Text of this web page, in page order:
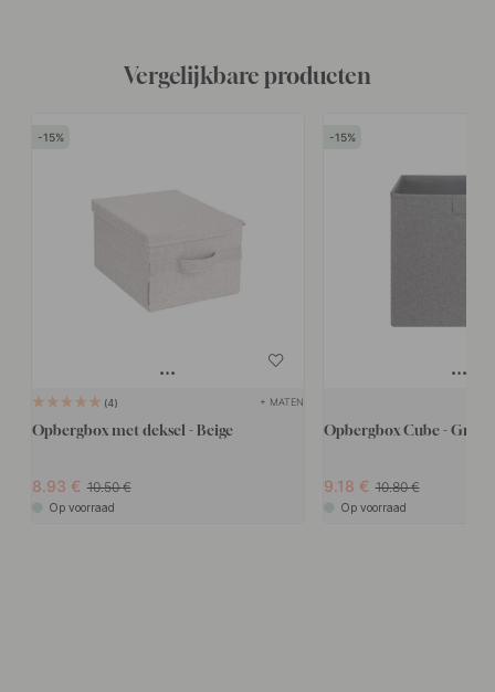
Vergelijkbare producten
15
4 + MATEN
Opbergbox met deksel - Beige
8.93 10.50
Op voorraad
15
Opbergbox Cube - Grijs
9.18 10.80
Op voorraad